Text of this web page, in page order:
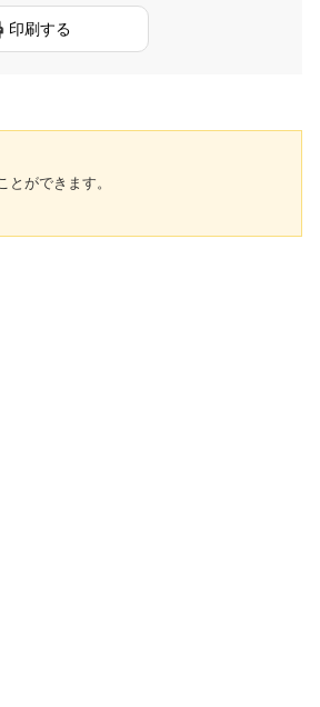
印刷する
ができます。